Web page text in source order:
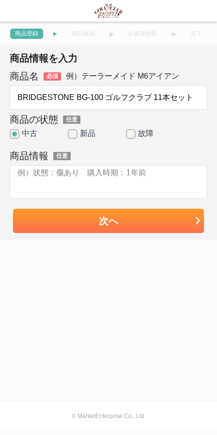
商品登録 商品確認 お客様情報 完了
商品情報を入力
商品名
必須 例）テーラーメイド M6アイアン
商品の状態 任意
中古 新品 故障
商品情報 任意
次へ
© MarketEnterprise Co., Ltd.